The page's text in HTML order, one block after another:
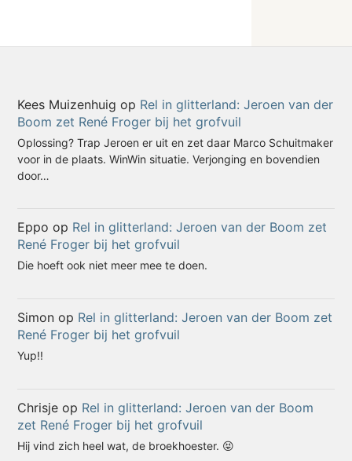
Kees Muizenhuig op Rel in glitterland: Jeroen van der
Boom zet René Froger bij het grofvuil
Oplossing? Trap Jeroen er uit en zet daar Marco Schuitmaker
voor in de plaats. WinWin situatie. Verjonging en bovendien
door…
Eppo op Rel in glitterland: Jeroen van der Boom zet
René Froger bij het grofvuil
Die hoeft ook niet meer mee te doen.
Simon op Rel in glitterland: Jeroen van der Boom zet
René Froger bij het grofvuil
Yup!!
Chrisje op Rel in glitterland: Jeroen van der Boom
zet René Froger bij het grofvuil
Hij vind zich heel wat, de broekhoester. 😝